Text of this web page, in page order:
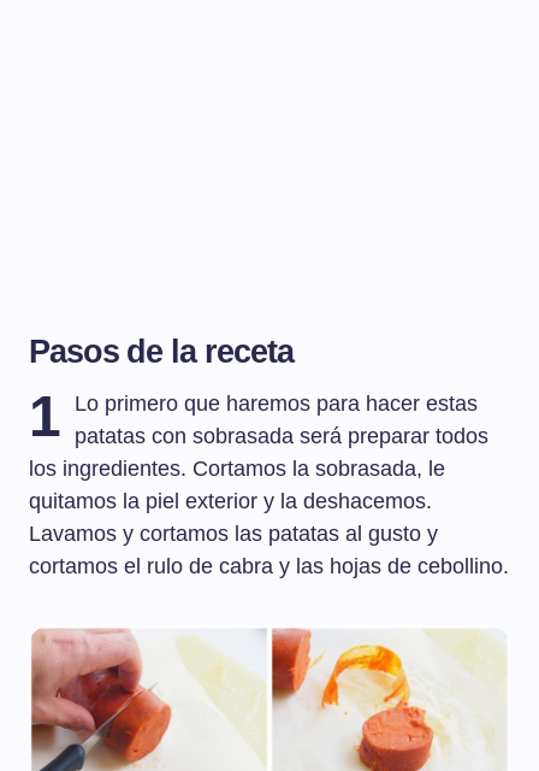
Pasos de la receta
1
Lo primero que haremos para hacer estas
patatas con sobrasada será preparar todos
los ingredientes. Cortamos la sobrasada, le
quitamos la piel exterior y la deshacemos.
Lavamos y cortamos las patatas al gusto y
cortamos el rulo de cabra y las hojas de cebollino.